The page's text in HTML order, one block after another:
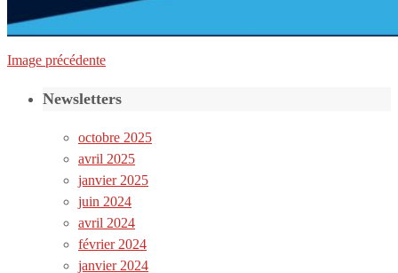
Image précédente
Newsletters
octobre 2025
avril 2025
janvier 2025
juin 2024
avril 2024
février 2024
janvier 2024